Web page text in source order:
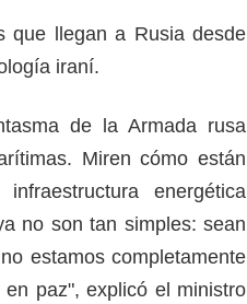
que llegan a Rusia desde
iraní.
de la Armada rusa
Miren cómo están
energética
no son tan simples: sean
estamos completamente
paz", explicó el ministro